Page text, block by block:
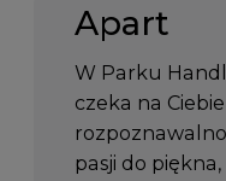
Apart
W Parku
czeka na
pasji do